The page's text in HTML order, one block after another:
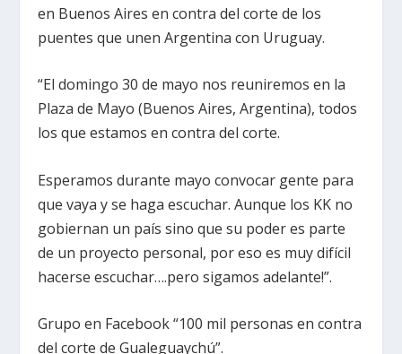
en Buenos Aires en contra del corte de los
puentes que unen Argentina con Uruguay.
“El domingo 30 de mayo nos reuniremos en la
Plaza de Mayo (Buenos Aires, Argentina), todos
los que estamos en contra del corte.
Esperamos durante mayo convocar gente para
que vaya y se haga escuchar. Aunque los KK no
gobiernan un país sino que su poder es parte
de un proyecto personal, por eso es muy difícil
hacerse escuchar….pero sigamos adelante!”.
Grupo en Facebook “100 mil personas en contra
del corte de Gualeguaychú”.